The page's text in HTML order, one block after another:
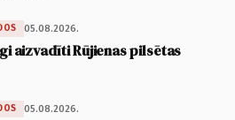
05.08.2026.
aizvadīti Rūjienas pilsētas
05.08.2026.